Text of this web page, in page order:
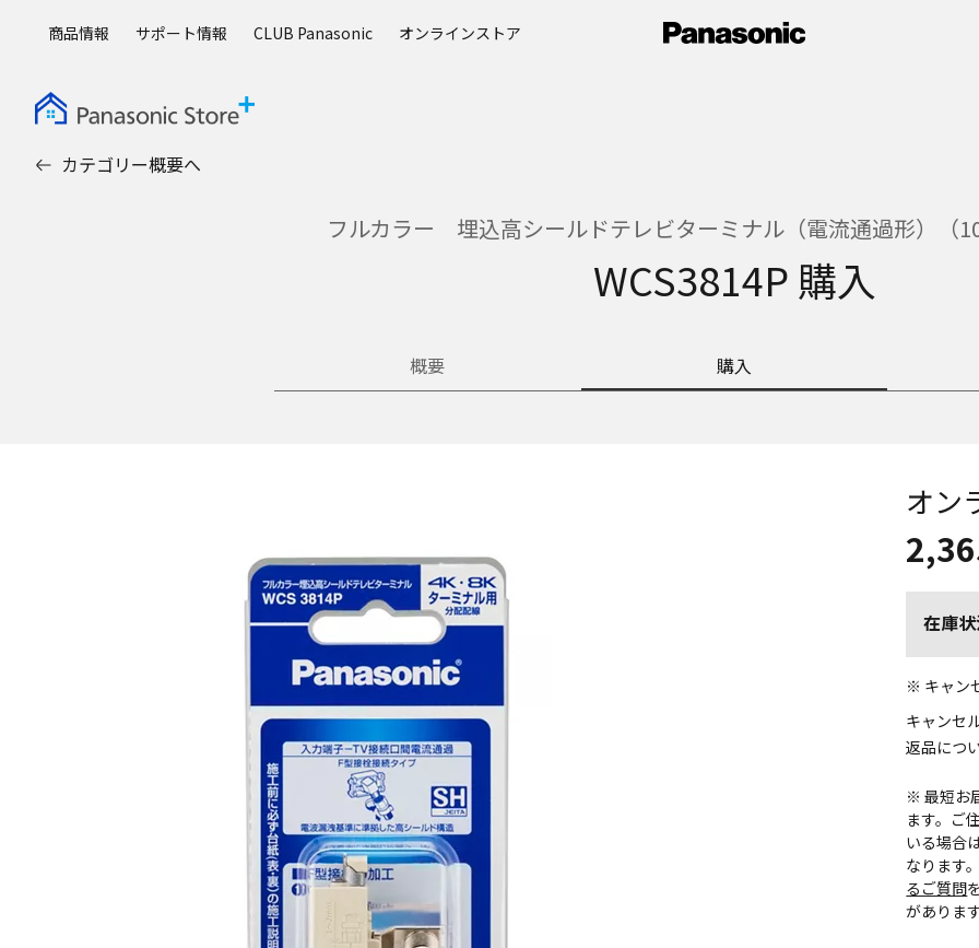
商品情報 サポート情報 CLUB Panasonic オンラインストア
カテゴリー概要へ
フルカラー 埋込高シールドテレビターミナル（電流通過形）（
WCS3814P 購入
概要 購入
オン
在庫
※ キャン
キャンセ
返品につ
※ 最短お
ます。ご
いる場合
なります
るご質問
があります